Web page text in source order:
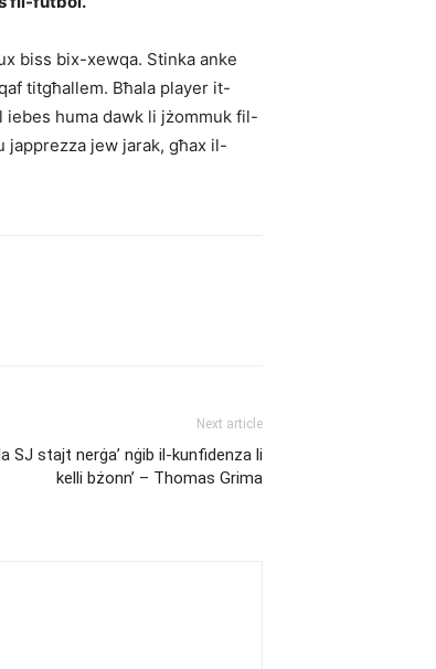
biss bix-xewqa. Stinka anke
titgħallem. Bħala player it-
huma dawk li jżommuk fil-
japprezza jew jarak, għax il-
Next article
SJ stajt nerġa’ nġib il-kunfidenza li
kelli bżonn’ – Thomas Grima